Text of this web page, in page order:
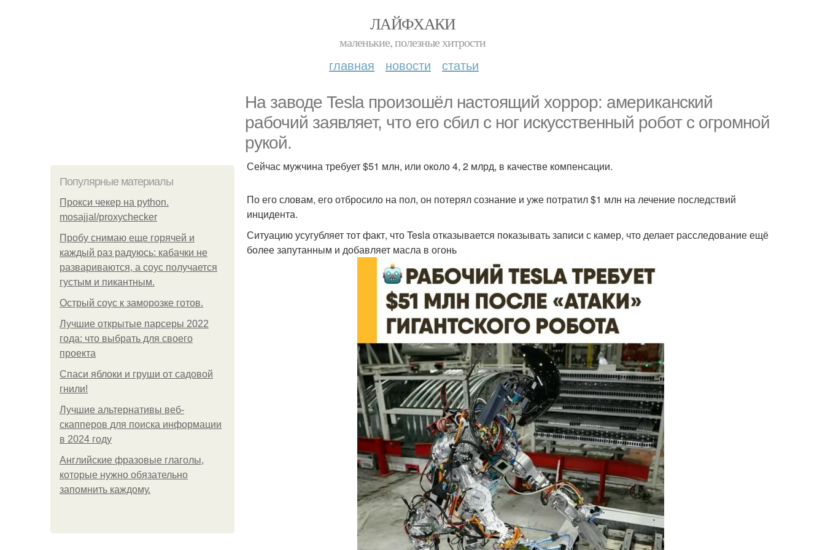
ЛАЙФХАКИ
маленькие, полезные хитрости
главная новости статьи
На заводе Tesla произошёл настоящий хоррор: американский
рабочий заявляет, что его сбил с ног искусственный робот с огромной
рукой.
Популярные материалы
Прокси чекер на python.
mosajjal/proxychecker
Пробу снимаю еще горячей и
каждый раз радуюсь: кабачки не
развариваются, а соус получается
густым и пикантным.
Острый соус к заморозке готов.
Лучшие открытые парсеры 2022
года: что выбрать для своего
проекта
Спаси яблоки и груши от садовой
гнили!
Лучшие альтернативы веб-
скапперов для поиска информации
в 2024 году
Английские фразовые глаголы,
которые нужно обязательно
запомнить каждому.
Сейчас мужчина требует $51 млн, или около 4, 2 млрд, в качестве компенсации.
По его словам, его отбросило на пол, он потерял сознание и уже потратил $1 млн на лечение последствий
инцидента.
Ситуацию усугубляет тот факт, что Tesla отказывается показывать записи с камер, что делает расследование ещё
более запутанным и добавляет масла в огонь